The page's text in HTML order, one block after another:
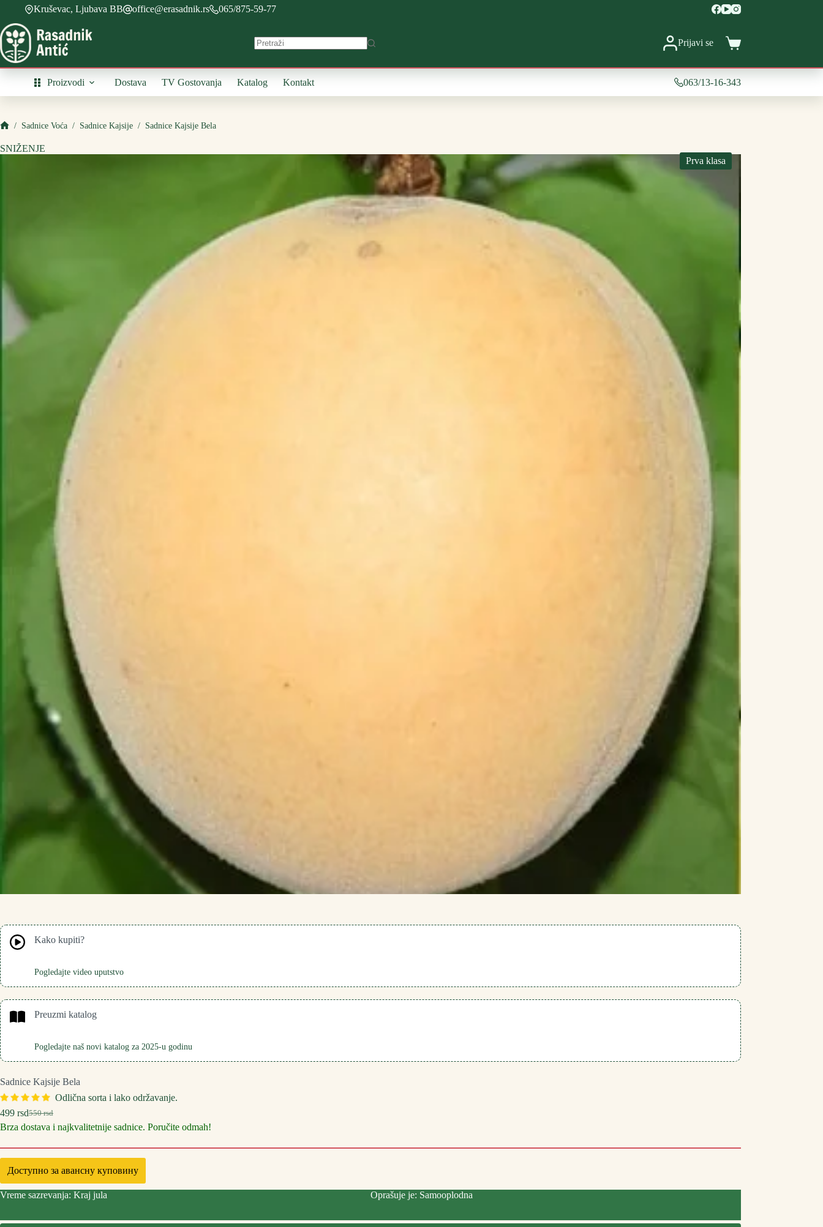
content
Kruševac, Ljubava BB office@erasadnik.rs 065/875-59-77
Prijavi se
Shopping
Proizvodi Dostava TV Gostovanja Katalog Kontakt 063/13-16-343
/ Sadnice Voća / Sadnice Kajsije / Sadnice Kajsije Bela
SNIŽENJE
Prva klasa
Kako kupiti?
Pogledajte video uputstvo
Preuzmi katalog
Pogledajte naš novi katalog za 2025-u godinu
Sadnice Kajsije Bela
Odlična sorta i lako održavanje.
550rsd
Оригинална
цена
била:
499 rsdТренутна
цена
499 rsd.
Brza dostava i najkvalitetnije sadnice. Poručite odmah!
Доступно за авансну куповину
Vreme sazrevanja: Kraj jula Oprašuje je: Samooplodna